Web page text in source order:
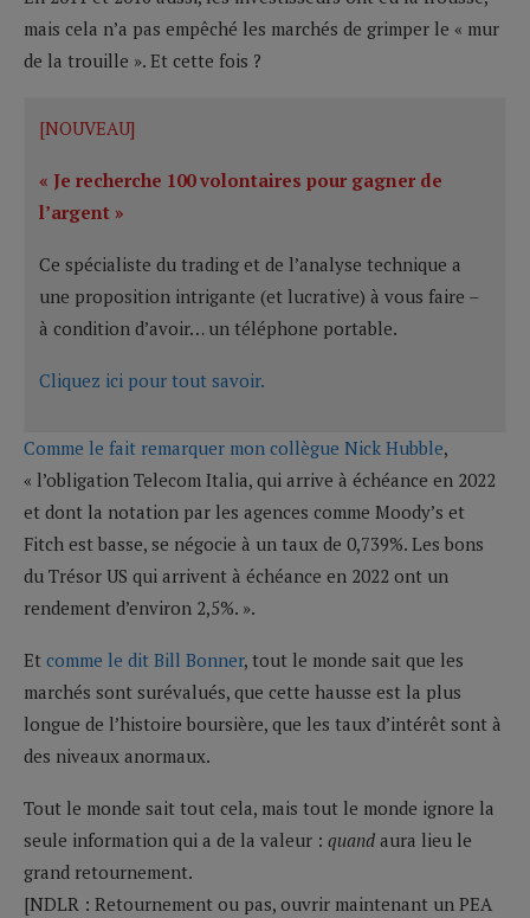
mais cela n’a pas empêché les marchés de grimper le « mur
de la trouille ». Et cette fois ?
[NOUVEAU]
« Je recherche 100 volontaires pour gagner de
l’argent »
Ce spécialiste du trading et de l’analyse technique a
une proposition intrigante (et lucrative) à vous faire –
à condition d’avoir… un téléphone portable.
Cliquez ici pour tout savoir.
Comme le fait remarquer mon collègue Nick Hubble,
« l’obligation Telecom Italia, qui arrive à échéance en 2022
et dont la notation par les agences comme Moody’s et
Fitch est basse, se négocie à un taux de 0,739%. Les bons
du Trésor US qui arrivent à échéance en 2022 ont un
rendement d’environ 2,5%. ».
Et comme le dit Bill Bonner, tout le monde sait que les
marchés sont surévalués, que cette hausse est la plus
longue de l’histoire boursière, que les taux d’intérêt sont à
des niveaux anormaux.
Tout le monde sait tout cela, mais tout le monde ignore la
seule information qui a de la valeur : quand aura lieu le
grand retournement.
[NDLR : Retournement ou pas, ouvrir maintenant un PEA